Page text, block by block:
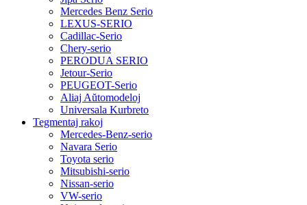
Mercedes Benz Serio
LEXUS-SERIO
Cadillac-Serio
Chery-serio
PERODUA SERIO
Jetour-Serio
PEUGEOT-Serio
Aliaj Aŭtomodeloj
Universala Kurbreto
Tegmentaj rakoj
Mercedes-Benz-serio
Navara Serio
Toyota serio
Mitsubishi-serio
Nissan-serio
VW-serio